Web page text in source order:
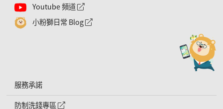
Youtube 頻道 外網連結符號
小粉獅日常 Blog 外網連結符號
服務承諾
防制洗錢專區
外網連結符號